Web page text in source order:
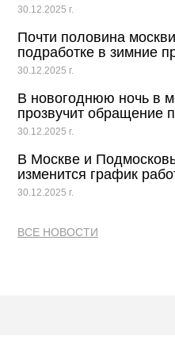
30.12.2025 г.
Почти половина
подработке в зимние
30.12.2025 г.
В новогоднюю ночь в
прозвучит обращение
30.12.2025 г.
В Москве и
изменится график
30.12.2025 г.
ВСЕ НОВОСТИ